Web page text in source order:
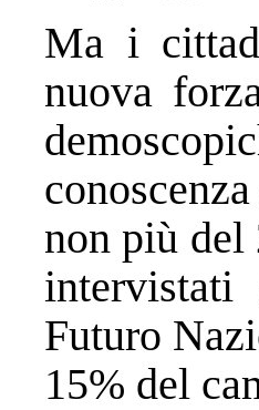
Ma i
nuova
non più del
intervistati
Futuro
15% del